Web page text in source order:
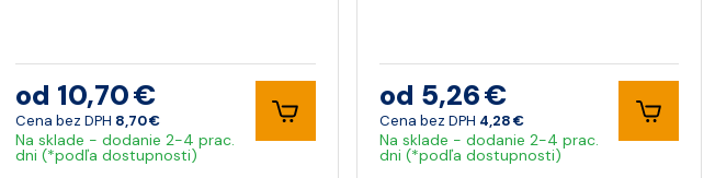
od 10,70 €
Cena bez DPH 8,70 €
Na sklade - dodanie 2-4 prac.
dni (*podľa dostupnosti)
od 5,26 €
Cena bez DPH 4,28 €
Na sklade - dodanie 2-4 prac.
dni (*podľa dostupnosti)